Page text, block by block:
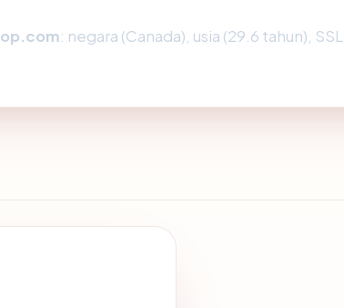
: negara (Canada), usia (29.6 tahun),